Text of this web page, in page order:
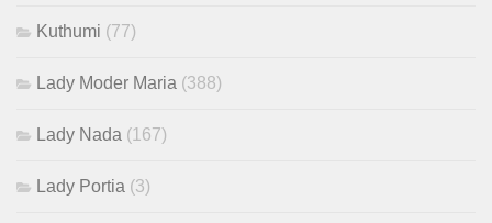
Kuthumi (77)
Lady Moder Maria (388)
Lady Nada (167)
Lady Portia (3)